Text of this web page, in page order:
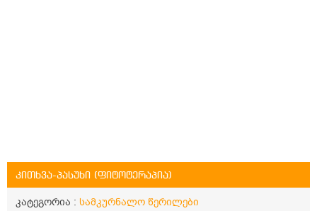
კითხვა-პასუხი (ფიტოტერაპია)
კატეგორია : სამკურნალო წერილები